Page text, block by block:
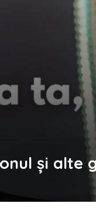
și alte